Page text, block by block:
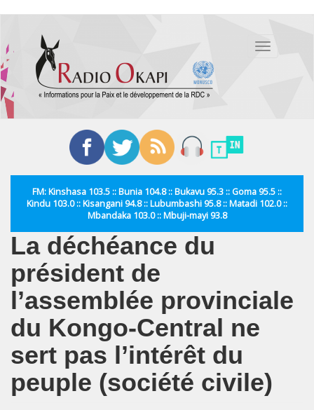
contenu
principal
Toggle
FM: Kinshasa 103.5 :: Bunia 104.8 :: Bukavu 95.3 :: Goma 95.5 ::
Kindu 103.0 :: Kisangani 94.8 :: Lubumbashi 95.8 :: Matadi 102.0 ::
Mbandaka 103.0 :: Mbuji-mayi 93.8
La déchéance du
président de
l’assemblée provinciale
du Kongo-Central ne
sert pas l’intérêt du
peuple (société civile)